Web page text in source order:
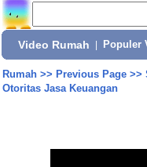
Video Rumah Populer
Rumah>> Previous Page>>
Otoritas Jasa Keuangan